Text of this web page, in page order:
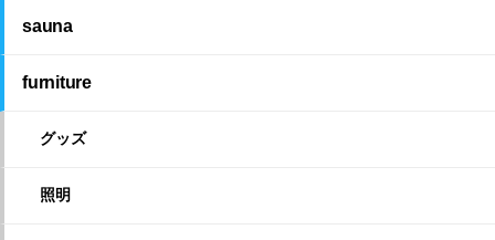
sauna
furniture
グッズ
照明